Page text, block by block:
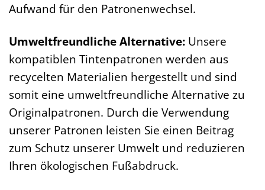
Aufwand für den Patronenwechsel.
Umweltfreundliche Alternative: Unsere
kompatiblen Tintenpatronen werden aus
recycelten Materialien hergestellt und sind
somit eine umweltfreundliche Alternative zu
Originalpatronen. Durch die Verwendung
unserer Patronen leisten Sie einen Beitrag
zum Schutz unserer Umwelt und reduzieren
Ihren ökologischen Fußabdruck.